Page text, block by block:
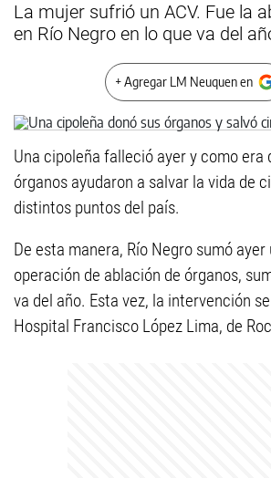
La mujer sufrió un ACV. Fue la
en Río Negro en lo que va del
+ Agregar LM Neuquen en
Una cipoleña falleció ayer y como era
órganos ayudaron a salvar la vida de
distintos puntos del país.
De esta manera, Río Negro sumó
operación de ablación de órganos,
va del año. Esta vez, la intervención
Hospital Francisco López Lima, de